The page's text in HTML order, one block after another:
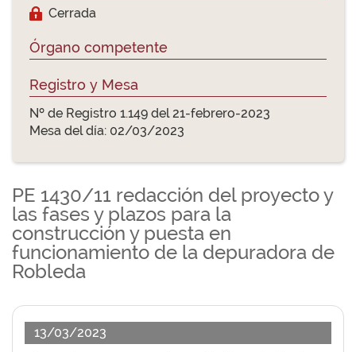
Cerrada
Órgano competente
Registro y Mesa
Nº de Registro 1.149 del 21-febrero-2023
Mesa del día: 02/03/2023
PE 1430/11 redacción del proyecto y
las fases y plazos para la
construcción y puesta en
funcionamiento de la depuradora de
Robleda
13/03/2023